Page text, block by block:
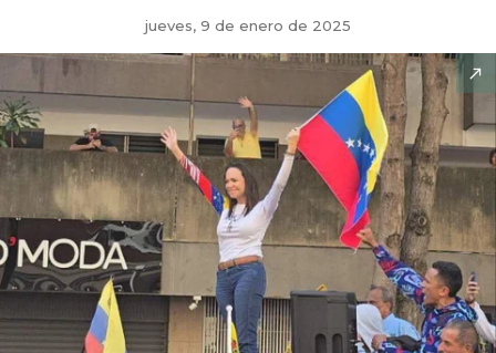
jueves, 9 de enero de 2025